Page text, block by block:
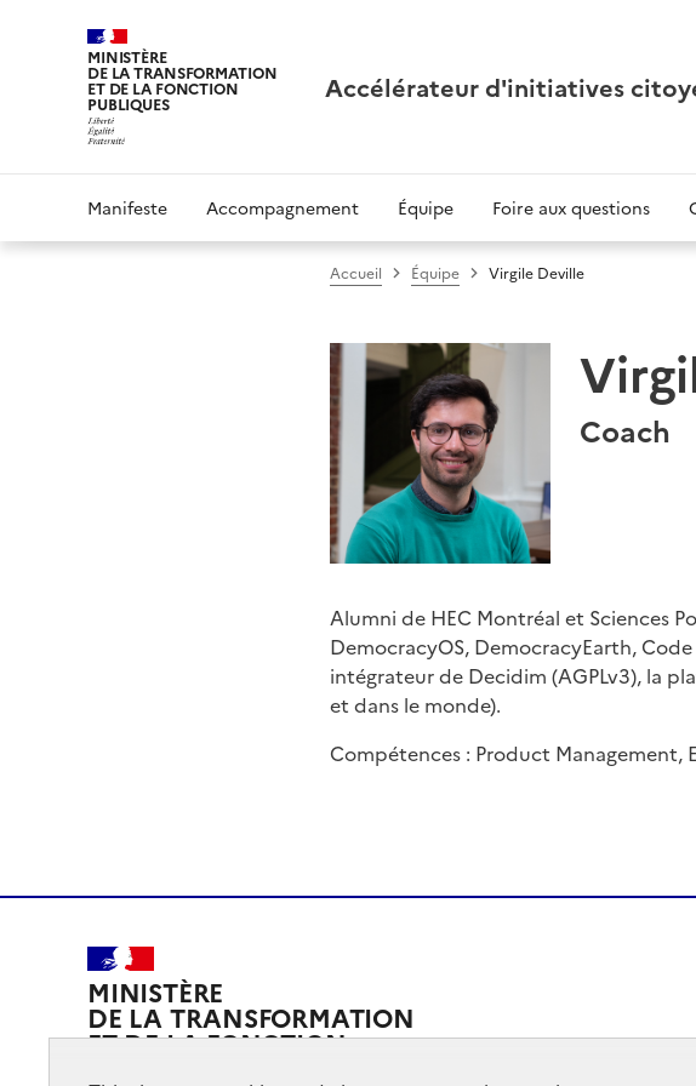
MINISTÈRE
DE LA TRANSFORMATION
ET DE LA FONCTION
PUBLIQUES
Accélérateur d'initiatives
Manifeste Accompagnement Équipe Foire aux questions
Accueil Équipe Virgile Deville
Coach
Alumni de HEC Montréal et Sciences
DemocracyOS, DemocracyEarth,
intégrateur de Decidim (AGPLv3), la
et dans le monde).
Compétences : Product
MINISTÈRE
DE LA TRANSFORMATION
ET DE LA FONCTION